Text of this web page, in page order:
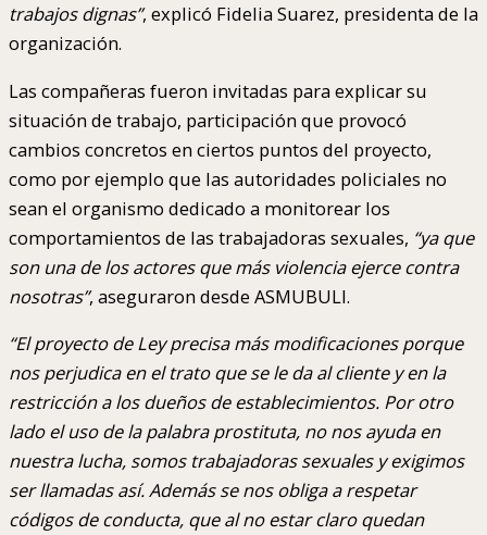
trabajos dignas”, explicó Fidelia Suarez, presidenta de la
organización.
Las compañeras fueron invitadas para explicar su
situación de trabajo, participación que provocó
cambios concretos en ciertos puntos del proyecto,
como por ejemplo que las autoridades policiales no
sean el organismo dedicado a monitorear los
comportamientos de las trabajadoras sexuales, “ya que
son una de los actores que más violencia ejerce contra
nosotras”, aseguraron desde ASMUBULI.
“El proyecto de Ley precisa más modificaciones porque
nos perjudica en el trato que se le da al cliente y en la
restricción a los dueños de establecimientos. Por otro
lado el uso de la palabra prostituta, no nos ayuda en
nuestra lucha, somos trabajadoras sexuales y exigimos
ser llamadas así. Además se nos obliga a respetar
códigos de conducta, que al no estar claro quedan